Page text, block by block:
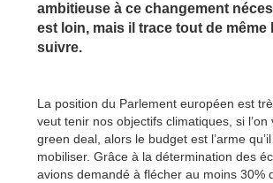
ambitieuse à ce changement
est loin, mais il trace tout de même
suivre.
La position du Parlement européen est
veut tenir nos objectifs climatiques, si
green deal, alors le budget est l’arme
mobiliser. Grâce à la détermination des
avions demandé à flécher au moins 30%